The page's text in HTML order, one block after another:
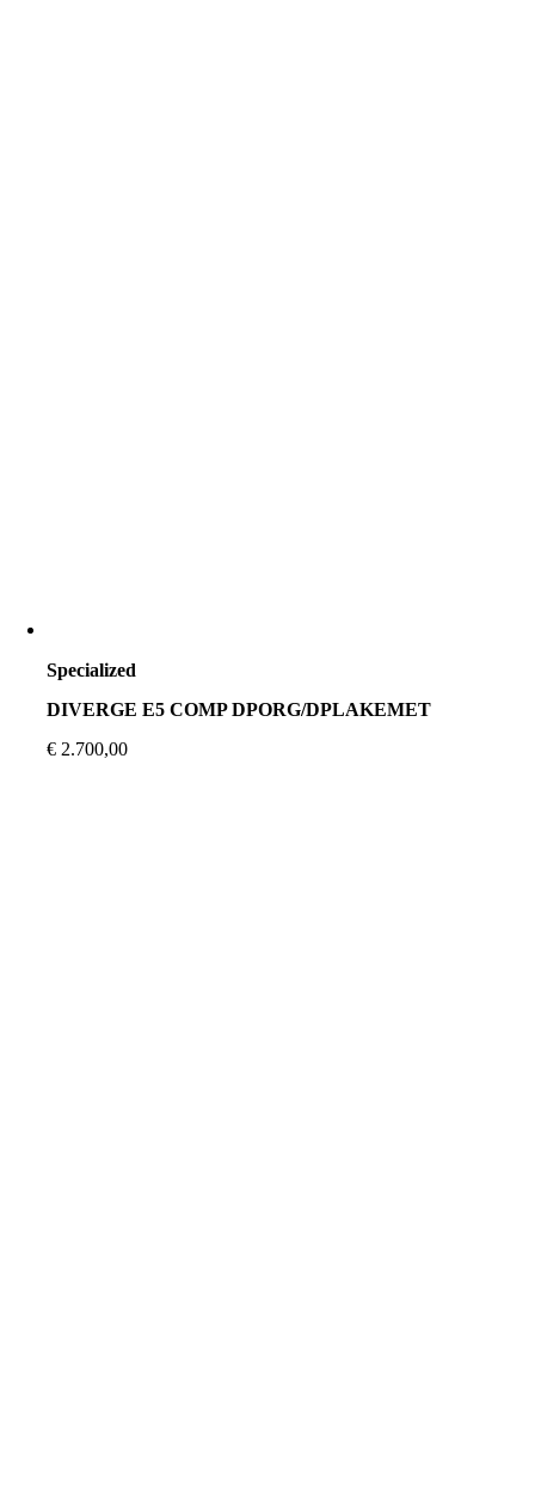
Specialized
DIVERGE E5 COMP DPORG/DPLAKEMET
€ 2.700,00